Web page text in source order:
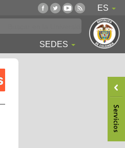
ES
SEDES